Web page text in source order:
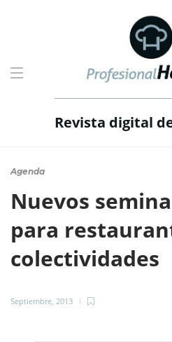
Revista digital
Agenda
Nuevos
para
colectividades
Septiembre, 2013